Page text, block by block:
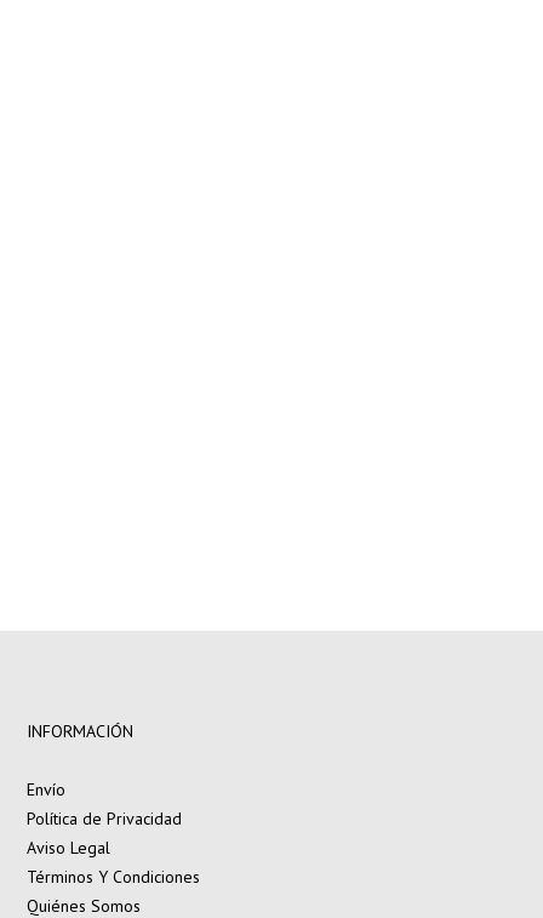
INFORMACIÓN
Envío
Política de Privacidad
Aviso Legal
Términos Y Condiciones
Quiénes Somos